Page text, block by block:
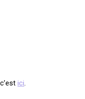
ici.